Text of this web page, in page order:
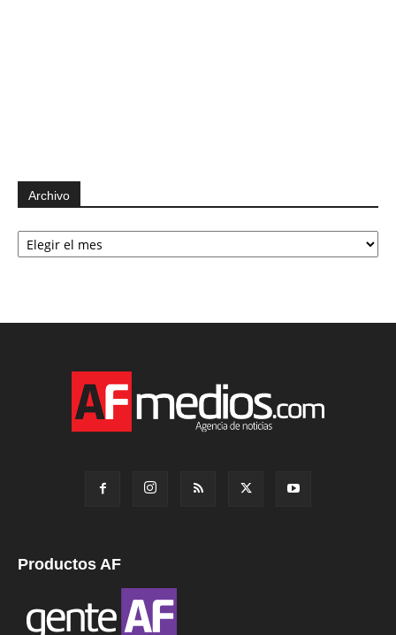
Archivo
Archivo
Productos AF